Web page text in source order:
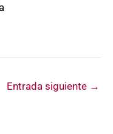
Entrada siguiente →